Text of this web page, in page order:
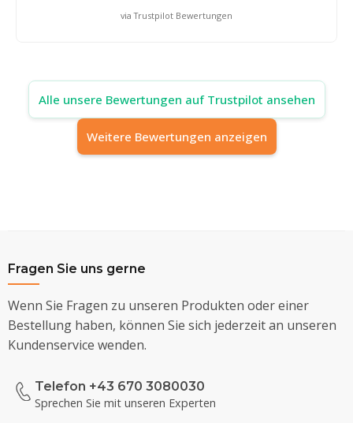
via Trustpilot Bewertungen
Alle unsere Bewertungen auf Trustpilot ansehen
Weitere Bewertungen anzeigen
Fragen Sie uns gerne
Wenn Sie Fragen zu unseren Produkten oder einer
Bestellung haben, können Sie sich jederzeit an unseren
Kundenservice wenden.
Telefon +43 670 3080030
Sprechen Sie mit unseren Experten